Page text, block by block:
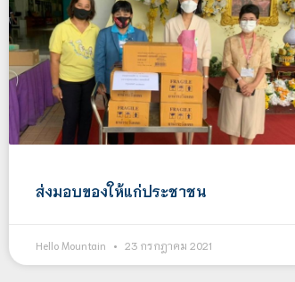
ส่งมอบของให้แก่ประชาชน
Hello Mountain 23 กรกฎาคม 2021